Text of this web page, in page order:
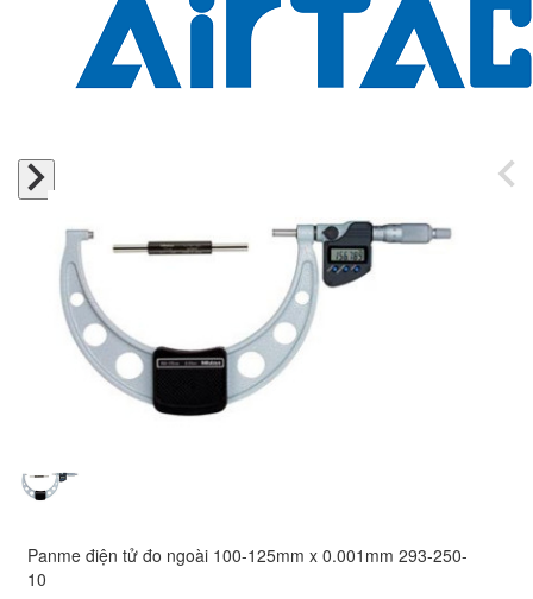
Panme điện tử đo ngoài 100-125mm x 0.001mm 293-250-
10